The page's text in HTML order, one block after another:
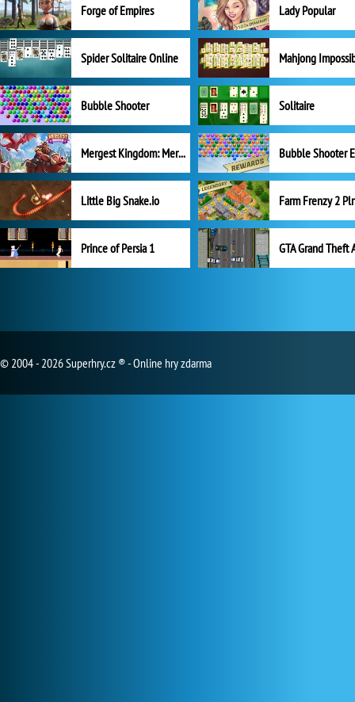
Forge of Empires Lady Popular
Spider Solitaire Online Mahjong
Bubble Shooter Solitaire
Mergest Kingdom: Merge Puzzle
Little Big Snake.io
Prince of Persia 1 GTA Grand Theft
© 2004 - 2026 Superhry.cz ® - Online hry zdarma